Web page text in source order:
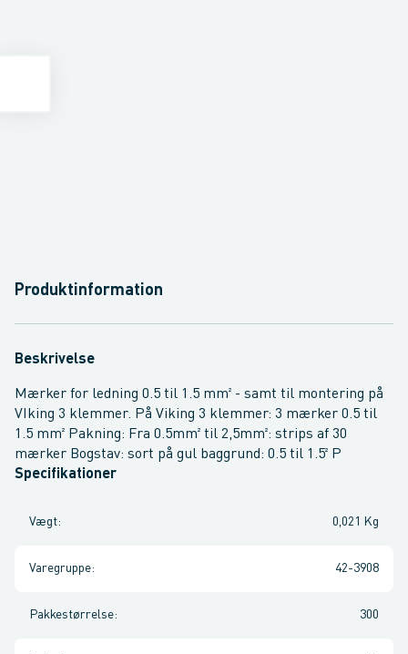
Produktinformation
Beskrivelse
Mærker for ledning 0.5 til 1.5 mm² - samt til montering på
VIking 3 klemmer. På Viking 3 klemmer: 3 mærker 0.5 til
1.5 mm² Pakning: Fra 0.5mm² til 2,5mm²: strips af 30
mærker Bogstav: sort på gul baggrund: 0.5 til 1.5² P
Specifikationer
Vægt: 0,021 Kg
Varegruppe: 42-3908
Pakkestørrelse: 300